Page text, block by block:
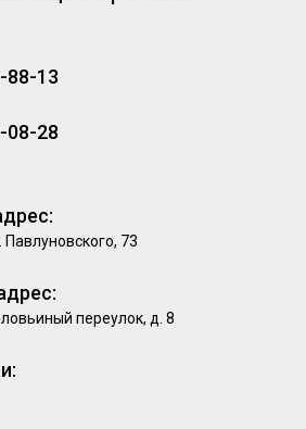
88-13
08-28
Павлуновского, 73
переулок, д. 8